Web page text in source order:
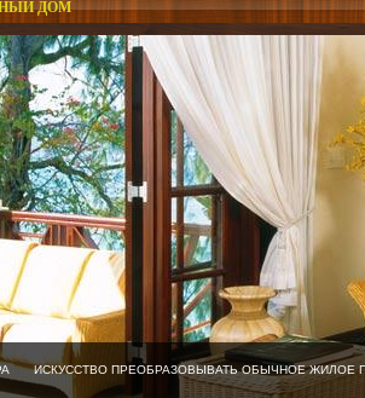
ДОМ
ИСКУССТВО ПРЕОБРАЗОВЫВАТЬ ОБЫЧНОЕ